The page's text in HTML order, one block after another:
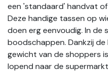
een 'standaard' handvat
Deze handige tassen op
doen erg eenvoudig. In de
boodschappen. Dankzij
gewicht van de shoppers
lopend naar de